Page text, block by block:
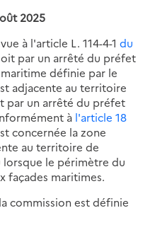
2025
à l'article L. 114-4-1 du
par un arrêté du préfet
définie par le
adjacente au territoire
par un arrêté du préfet
à l'article 18
concernée la zone
au territoire de
le périmètre du
façades maritimes.
commission est définie